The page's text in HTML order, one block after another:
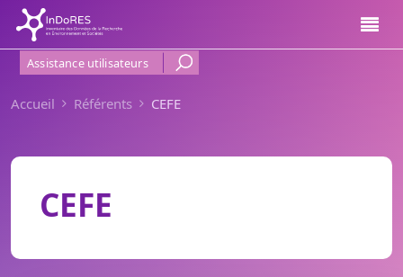
Aller au contenu principal
Menu Haut de page
Assistance utilisateurs
Accueil Référents CEFE
CEFE